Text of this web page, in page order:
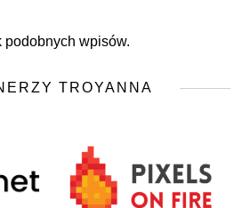
podobnych wpisów.
TROYANNA